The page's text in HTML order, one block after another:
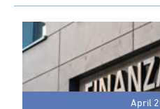
Ärzte-
April